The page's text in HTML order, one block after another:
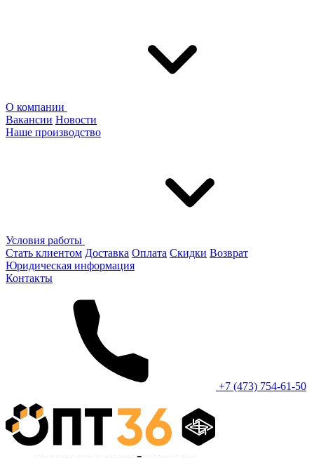
О компании
Вакансии Новости
Наше производство
Условия работы
Стать клиентом Доставка Оплата Скидки Возврат
Юридическая информация
Контакты
+7 (473) 754-61-50